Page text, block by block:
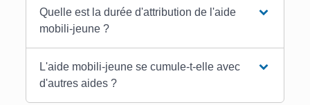
Quelle est la durée d'attribution de l'aide
mobili-jeune ?
L'aide mobili-jeune se cumule-t-elle avec
d'autres aides ?